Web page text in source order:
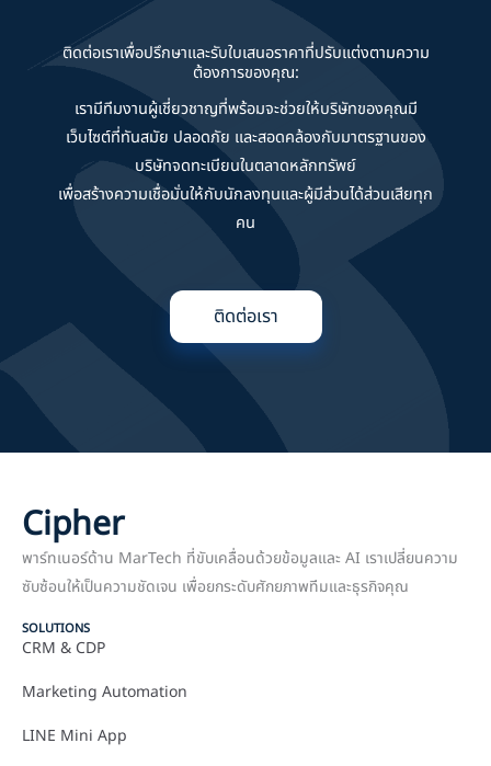
ติดต่อเราเพื่อปรึกษาและรับใบเสนอราคาที่ปรับแต่งตามความ
ต้องการของคุณ:
เรามีทีมงานผู้เชี่ยวชาญที่พร้อมจะช่วยให้บริษัทของคุณมี
เว็บไซต์ที่ทันสมัย ปลอดภัย และสอดคล้องกับมาตรฐานของ
บริษัทจดทะเบียนในตลาดหลักทรัพย์
เพื่อสร้างความเชื่อมั่นให้กับนักลงทุนและผู้มีส่วนได้ส่วนเสียทุก
คน
ติดต่อเรา
Cipher
พาร์ทเนอร์ด้าน MarTech ที่ขับเคลื่อนด้วยข้อมูลและ AI เราเปลี่ยนความ
ซับซ้อนให้เป็นความชัดเจน เพื่อยกระดับศักยภาพทีมและธุรกิจคุณ
SOLUTIONS
CRM & CDP
Marketing Automation
LINE Mini App